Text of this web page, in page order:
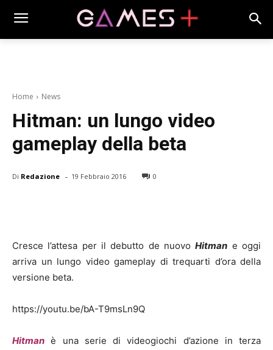
Home News
Hitman: un lungo video
gameplay della beta
Di Redazione - 19 Febbraio 2016 0
Cresce l’attesa per il debutto de nuovoHitman e oggi
arriva un lungo video gameplay di trequarti d’ora della
versione beta.
https://youtu.be/bA-T9msLn9Q
Hitman è una serie di videogiochi d’azione in terza